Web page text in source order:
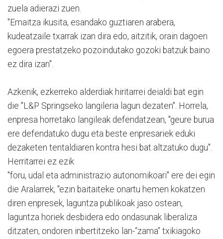
zuela adierazi zuen.
"Emaitza ikusita, esandako guztiaren arabera,
kudeatzaile txarrak izan dira edo, aitzitik, orain dagoen
egoera prestatzeko pozoindutako gozoki batzuk baino
ez dira izan".
Azkenik, ezkerreko alderdiak hiritarrei deialdi bat egin
die "L&P Springseko langileria lagun dezaten". Horrela,
enpresa horretako langileak defendatzean, "geure burua
ere defendatuko dugu eta beste enpresariek eduki
dezaketen tentaldiaren kontra hesi bat altzatuko dugu".
Herritarrei ez ezik
"foru, udal eta administrazio autonomikoari" ere dei egin
die Aralarrek, "ezin baitaiteke onartu hemen kokatzen
diren enpresek, laguntza publikoak jaso ostean,
laguntza horiek desbidera edo ondasunak liberaliza
ditzaten, ondoren inbertitzeko lan-“zama” txikiagoko